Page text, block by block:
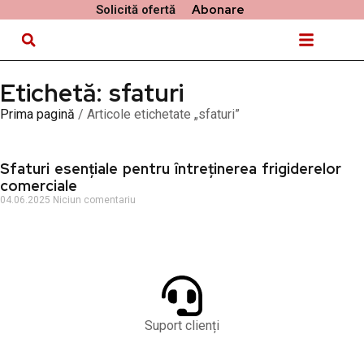
Solicită ofertă Abonare
Etichetă: sfaturi
Prima pagină / Articole etichetate „sfaturi”
Sfaturi esențiale pentru întreținerea frigiderelor
comerciale
04.06.2025 Niciun comentariu
Suport clienți